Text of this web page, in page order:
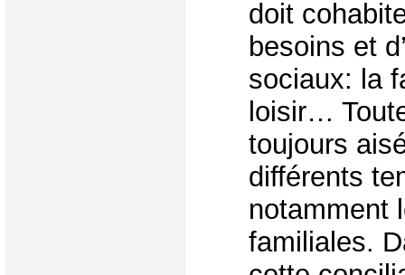
doit
besoins et
sociaux: la
loisir…
toujours
différents
notamment
familiales.